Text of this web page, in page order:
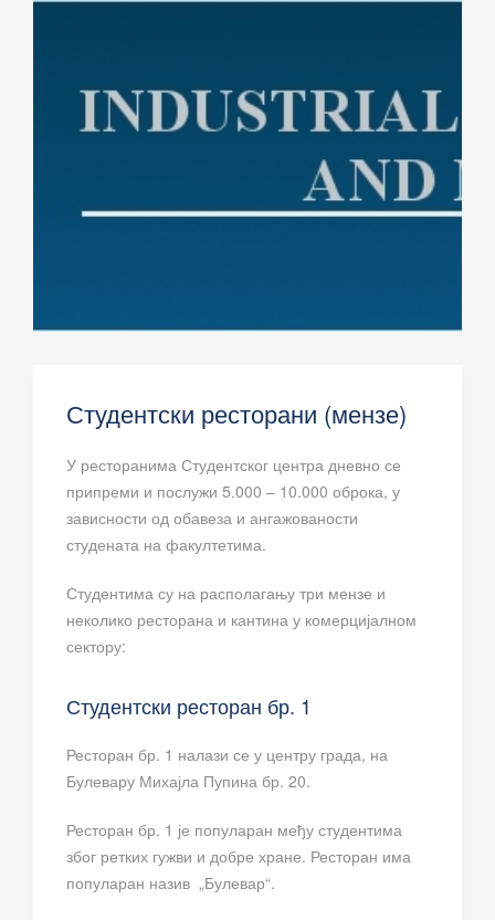
Студентски ресторани (мензе)
У ресторанима Студентског центра дневно се
припреми и послужи 5.000 – 10.000 оброка, у
зависности од обавеза и ангажованости
студената на факултетима.
Студентима су на располагању три мензе и
неколико ресторана и кантина у комерцијалном
сектору:
Студентски ресторан бр. 1
Ресторан бр. 1 налази се у центру града, на
Булевару Михајла Пупина бр. 20.
Ресторан бр. 1 је популаран међу студентима
због ретких гужви и добре хране. Ресторан има
популаран назив „Булевар“.